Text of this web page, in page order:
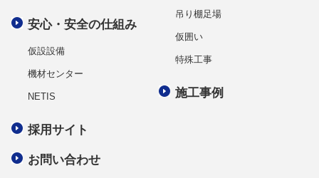
安心・安全の仕組み
仮設設備
機材センター
NETIS
吊り棚足場
仮囲い
特殊工事
施工事例
採用サイト
お問い合わせ